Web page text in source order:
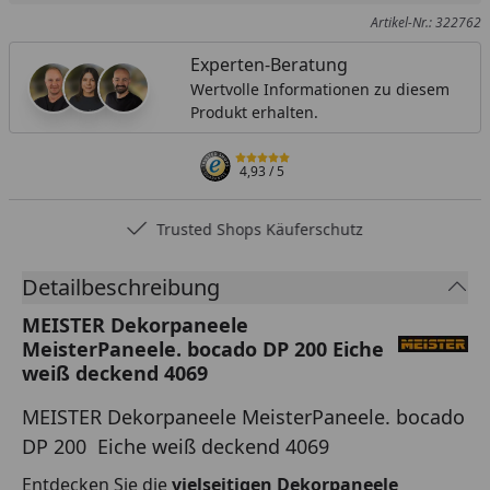
Artikel-Nr.: 322762
Experten-Beratung
Wertvolle Informationen zu diesem
Produkt erhalten.
4,93/ 5
Trusted Shops Käuferschutz
Detailbeschreibung
MEISTER Dekorpaneele
MeisterPaneele. bocado DP 200 Eiche
weiß deckend 4069
MEISTER Dekorpaneele MeisterPaneele. bocado
DP 200 Eiche weiß deckend 4069
Entdecken Sie dievielseitigen Dekorpaneele